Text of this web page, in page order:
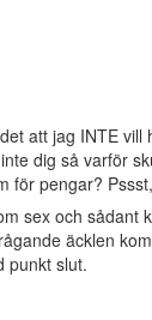
att jag INTE
dig så varför
för pengar?
sex och
äcklen
punkt slut.